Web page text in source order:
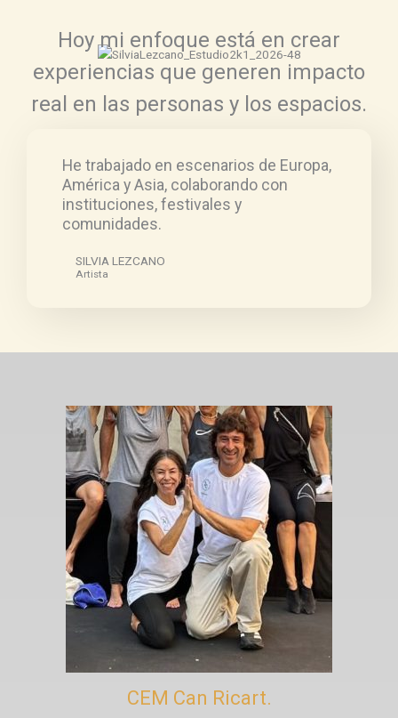
Hoy mi enfoque está en crear
experiencias que generen impacto
real en las personas y los espacios.
He trabajado en escenarios de Europa,
América y Asia, colaborando con
instituciones, festivales y
comunidades.
SILVIA LEZCANO
Artista
CEM Can Ricart.